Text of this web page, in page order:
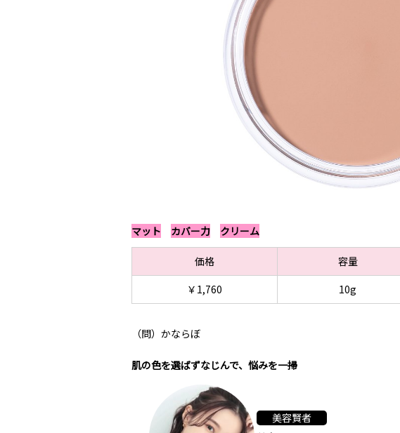
マット カバー力 クリーム
価格 容量
￥1,760
10g
（問）かならぼ
肌の色を選ばずなじんで、悩みを一掃
美容賢者